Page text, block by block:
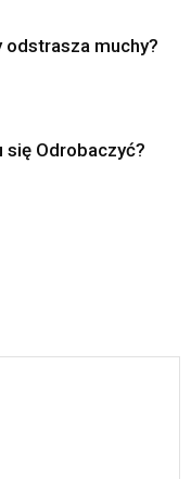
odstrasza muchy?
się Odrobaczyć?